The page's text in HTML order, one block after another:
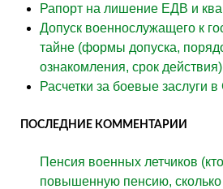
Рапорт на лишение ЕДВ и
Допуск военнослужащего к
тайне (формы допуска,
ознакомления, срок действия)
Расчетки за боевые заслуги
ПОСЛЕДНИЕ КОММЕНТАРИИ
Пенсия военных летчиков
повышенную пенсию, сколько